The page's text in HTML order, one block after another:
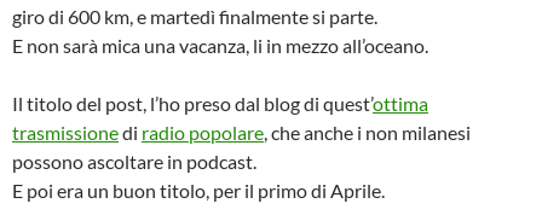
giro di 600 km, e martedì finalmente si parte.
E non sarà mica una vacanza, li in mezzo all’oceano.
Il titolo del post, l’ho preso dal blog di quest’ottima
trasmissionedi radio popolare, che anche i non milanesi
possono ascoltare in podcast.
E poi era un buon titolo, per il primo di Aprile.